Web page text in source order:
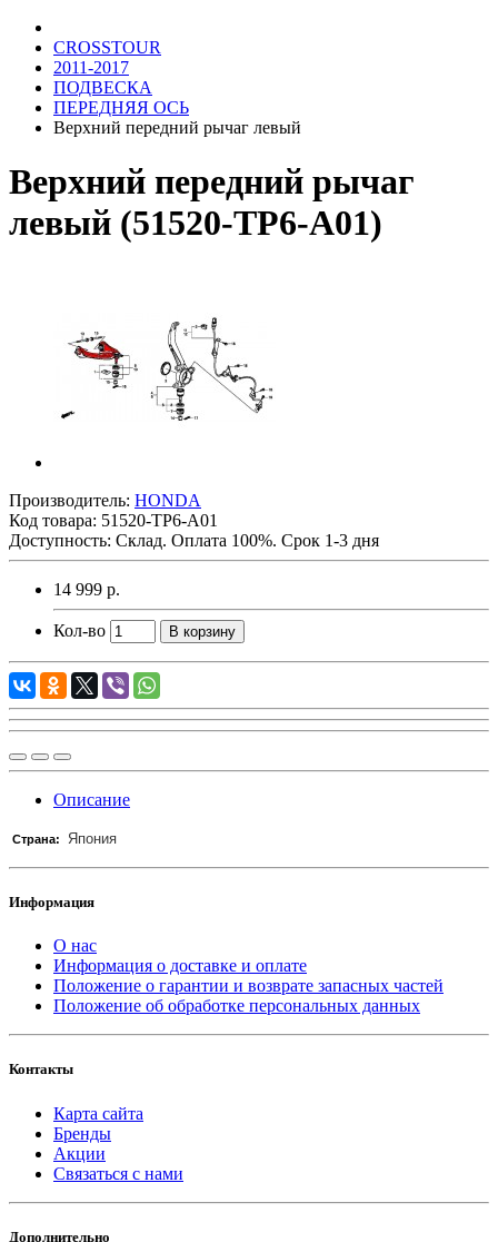
CROSSTOUR
2011-2017
ПОДВЕСКА
ПЕРЕДНЯЯ ОСЬ
Верхний передний рычаг левый
Верхний передний рычаг
левый (51520-TP6-A01)
Производитель: HONDA
Код товара: 51520-TP6-A01
Доступность: Склад. Оплата 100%. Срок 1-3 дня
14 999 р.
Кол-во В корзину
Описание
Страна: Япония
Информация
О нас
Информация о доставке и оплате
Положение о гарантии и возврате запасных частей
Положение об обработке персональных данных
Контакты
Карта сайта
Бренды
Акции
Связаться с нами
Дополнительно